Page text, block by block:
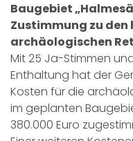
Baugebiet
Zustimmung zu den
archäologischen
Mit 25 Ja-Stimmen
Enthaltung hat der
Kosten für die
im geplanten
380.000 Euro